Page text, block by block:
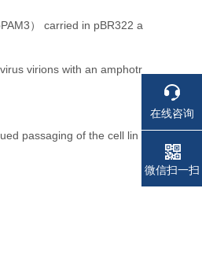
） carried in pBR322 a
virions with an amphotr
passaging of the cell lin
在线咨询
电话
电话
微信扫一扫